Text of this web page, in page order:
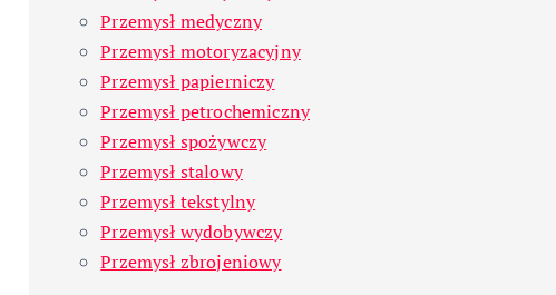
Przemysł medyczny
Przemysł motoryzacyjny
Przemysł papierniczy
Przemysł petrochemiczny
Przemysł spożywczy
Przemysł stalowy
Przemysł tekstylny
Przemysł wydobywczy
Przemysł zbrojeniowy